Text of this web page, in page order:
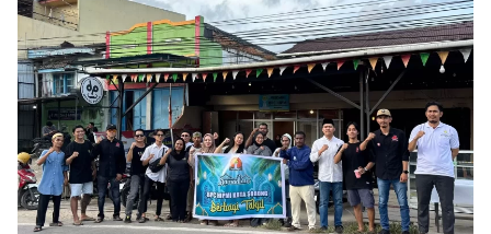
Partner
Insight
NTB
Suara
Time
Lens
IDN
Daily
Jogja
Jalan
Rakyat
Idealita
News
Kita
Notice
Dinamikapost.com
Radar
Baru
Seedbacklink
Follow
Kabarbaru